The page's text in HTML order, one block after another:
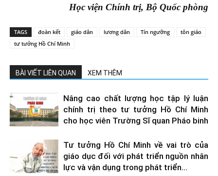
Học viện Chính trị, Bộ Quốc phòng
TAGS đoàn kết giáo dân lương dân Tín ngưỡng
tôn giáo
tư tưởng Hồ Chí Minh
BÀI VIẾT LIÊN QUAN XEM THÊM
Nâng cao chất lượng học tập lý luận
chính trị theo tư tưởng Hồ Chí Minh
cho học viên Trường Sĩ quan Pháo binh
Tư tưởng Hồ Chí Minh về vai trò của
giáo dục đối với phát triển nguồn nhân
lực và vận dụng trong phát triển...